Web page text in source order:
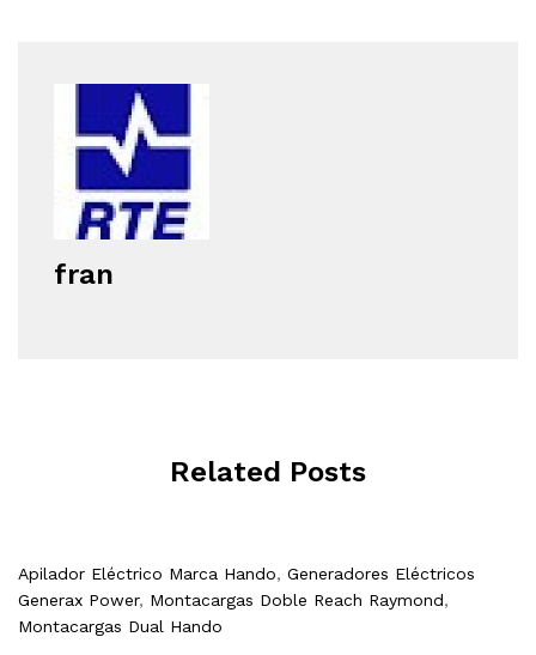
fran
Related Posts
Apilador Eléctrico Marca Hando, Generadores Eléctricos
Generax Power, Montacargas Doble Reach Raymond,
Montacargas Dual Hando